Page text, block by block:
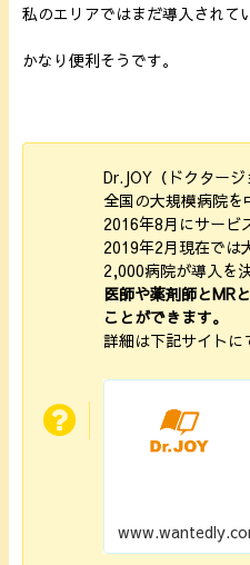
私のエリアではまだ導入されて
かなり便利そうです。
Dr.JOY（ドクタージ
全国の大規模病院を
2016年8月にサービ
2019年2月現在では
2,000病院が導入を
医師や薬剤師とMR
ことができます。
詳細は下記サイトに